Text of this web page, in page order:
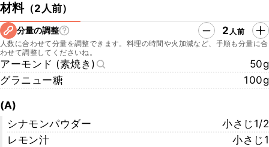
材料（2人前）
分量の調整 2 人前
人数に合わせて分量を調整できます。料理の時間や火加減など、手順も分量に合
わせて調整してくださいね。
アーモンド (素焼き)
50g
グラニュー糖
100g
(A)
シナモンパウダー
小さじ1/2
レモン汁
小さじ1